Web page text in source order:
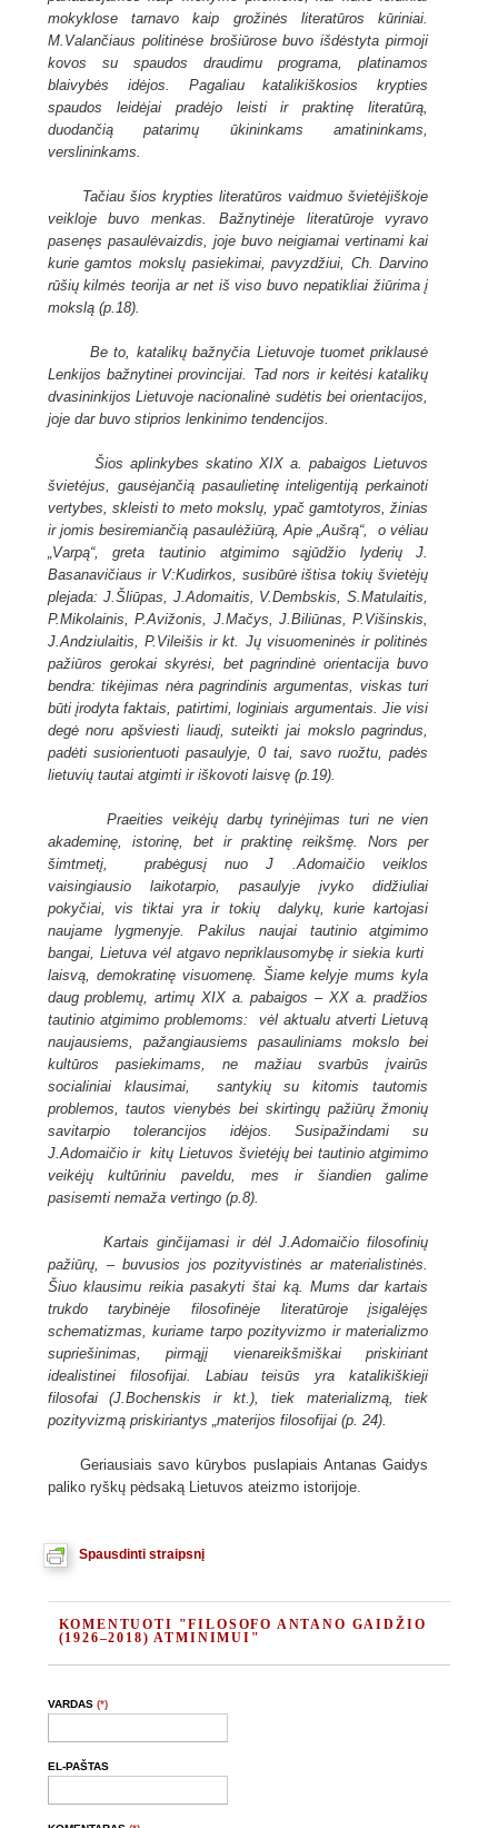
mokyklose tarnavo kaip grožinės literatūros kūriniai.
M.Valančiaus politinėse brošiūrose buvo išdėstyta pirmoji
kovos su spaudos draudimu programa, platinamos
blaivybės idėjos. Pagaliau katalikiškosios krypties
spaudos leidėjai pradėjo leisti ir praktinę literatūrą,
duodančią patarimų ūkininkams amatininkams,
verslininkams.
Tačiau šios krypties literatūros vaidmuo švietėjiškoje
veikloje buvo menkas. Bažnytinėje literatūroje vyravo
pasenęs pasaulėvaizdis, joje buvo neigiamai vertinami kai
kurie gamtos mokslų pasiekimai, pavyzdžiui, Ch. Darvino
rūšių kilmės teorija ar net iš viso buvo nepatikliai žiūrima į
mokslą (p.18).
Be to, katalikų bažnyčia Lietuvoje tuomet priklausė
Lenkijos bažnytinei provincijai. Tad nors ir keitėsi katalikų
dvasininkijos Lietuvoje nacionalinė sudėtis bei orientacijos,
joje dar buvo stiprios lenkinimo tendencijos.
Šios aplinkybes skatino XIX a. pabaigos Lietuvos
švietėjus, gausėjančią pasaulietinę inteligentiją perkainoti
vertybes, skleisti to meto mokslų, ypač gamtotyros, žinias
ir jomis besiremiančią pasaulėžiūrą, Apie „Aušrą“, o vėliau
„Varpą“, greta tautinio atgimimo sąjūdžio lyderių J.
Basanavičiaus ir V:Kudirkos, susibūrė ištisa tokių švietėjų
plejada: J.Šliūpas, J.Adomaitis, V.Dembskis, S.Matulaitis,
P.Mikolainis, P.Avižonis, J.Mačys, J.Biliūnas, P.Višinskis,
J.Andziulaitis, P.Vileišis ir kt. Jų visuomeninės ir politinės
pažiūros gerokai skyrėsi, bet pagrindinė orientacija buvo
bendra: tikėjimas nėra pagrindinis argumentas, viskas turi
būti įrodyta faktais, patirtimi, loginiais argumentais. Jie visi
degė noru apšviesti liaudį, suteikti jai mokslo pagrindus,
padėti susiorientuoti pasaulyje, 0 tai, savo ruožtu, padės
lietuvių tautai atgimti ir iškovoti laisvę (p.19).
Praeities veikėjų darbų tyrinėjimas turi ne vien
akademinę, istorinę, bet ir praktinę reikšmę. Nors per
šimtmetį, prabėgusį nuo J .Adomaičio veiklos
vaisingiausio laikotarpio, pasaulyje įvyko didžiuliai
pokyčiai, vis tiktai yra ir tokių dalykų, kurie kartojasi
naujame lygmenyje. Pakilus naujai tautinio atgimimo
bangai, Lietuva vėl atgavo nepriklausomybę ir siekia kurti
laisvą, demokratinę visuomenę. Šiame kelyje mums kyla
daug problemų, artimų XIX a. pabaigos – XX a. pradžios
tautinio atgimimo problemoms: vėl aktualu atverti Lietuvą
naujausiems, pažangiausiems pasauliniams mokslo bei
kultūros pasiekimams, ne mažiau svarbūs įvairūs
socialiniai klausimai, santykių su kitomis tautomis
problemos, tautos vienybės bei skirtingų pažiūrų žmonių
savitarpio tolerancijos idėjos. Susipažindami su
J.Adomaičio ir kitų Lietuvos švietėjų bei tautinio atgimimo
veikėjų kultūriniu paveldu, mes ir šiandien galime
pasisemti nemaža vertingo (p.8).
Kartais ginčijamasi ir dėl J.Adomaičio filosofinių
pažiūrų, – buvusios jos pozityvistinės ar materialistinės.
Šiuo klausimu reikia pasakyti štai ką. Mums dar kartais
trukdo tarybinėje filosofinėje literatūroje įsigalėjęs
schematizmas, kuriame tarpo pozityvizmo ir materializmo
supriešinimas, pirmąjį vienareikšmiškai priskiriant
idealistinei filosofijai. Labiau teisūs yra katalikiškieji
filosofai (J.Bochenskis ir kt.), tiek materializmą, tiek
pozityvizmą priskiriantys „materijos filosofijai (p. 24).
Geriausiais savo kūrybos puslapiais Antanas Gaidys
paliko ryškų pėdsaką Lietuvos ateizmo istorijoje.
Spausdinti straipsnį
KOMENTUOTI "FILOSOFO ANTANO GAIDŽIO
(1926–2018) ATMINIMUI"
VARDAS (*)
EL-PAŠTAS